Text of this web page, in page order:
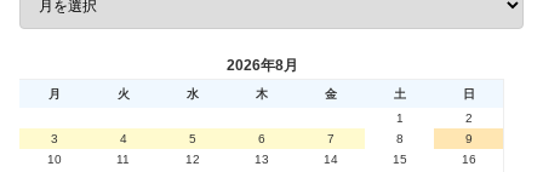
2026年8月
月 火 水 木 金 土
日
1
2
3
4 5 6 7 8
9
10
11 12 13 14 15
16